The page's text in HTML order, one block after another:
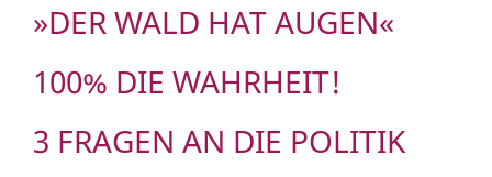
»DER WALD HAT AUGEN«
100% DIE WAHRHEIT!
3 FRAGEN AN DIE POLITIK